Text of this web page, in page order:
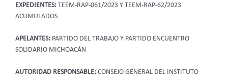
EXPEDIENTES: TEEM-RAP-061/2023 Y TEEM-RAP-62/2023
ACUMULADOS
APELANTES: PARTIDO DEL TRABAJO Y PARTIDO ENCUENTRO
SOLIDARIO MICHOACÁN
AUTORIDAD RESPONSABLE: CONSEJO GENERAL DEL INSTITUTO